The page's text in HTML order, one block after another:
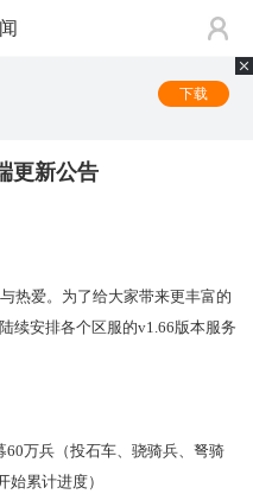
下载
更新公告
热爱。为了给大家带来更丰富的
续安排各个区服的v1.66版本服务
万兵（投石车、骁骑兵、弩骑
累计进度）